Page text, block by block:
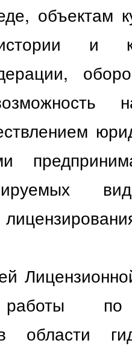
объектам
и
работы по
области